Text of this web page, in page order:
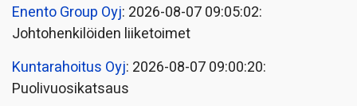
Enento Group Oyj: 2026-08-07 09:05:02:
Johtohenkilöiden liiketoimet
Kuntarahoitus Oyj: 2026-08-07 09:00:20:
Puolivuosikatsaus